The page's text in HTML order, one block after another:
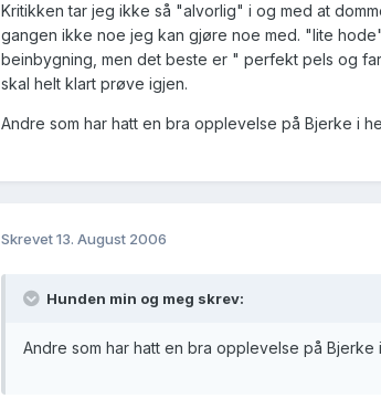
Kritikken tar jeg ikke så "alvorlig" i og med at
gangen ikke noe jeg kan gjøre noe med. "lite
beinbygning, men det beste er " perfekt pels og
skal helt klart prøve igjen.
Andre som har hatt en bra opplevelse på Bjerke i
Skrevet13. August 2006
Hunden min og meg skrev:
Andre som har hatt en bra opplevelse på Bjerke